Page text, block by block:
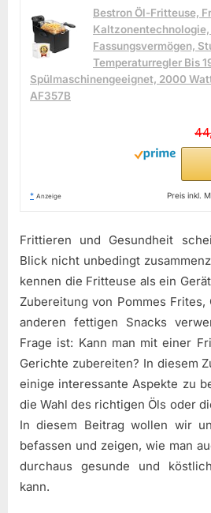
Bestron Öl-Fritteuse,
Fassungsvermögen,
Temperaturregler Bis
Spülmaschinengeeignet, 2000
AF357B
* Anzeige Preis inkl.
Frittieren und Gesundheit
Blick nicht unbedingt
kennen die Fritteuse als ein
Zubereitung von Pommes
anderen fettigen Snacks
Frage ist: Kann man mit einer
Gerichte zubereiten? In diesem
einige interessante Aspekte zu
die Wahl des richtigen Öls oder
In diesem Beitrag wollen wir
befassen und zeigen, wie man
durchaus gesunde und
kann.